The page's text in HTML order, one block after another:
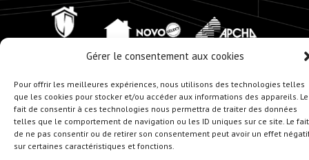
Gérer le consentement aux cookies
Pour offrir les meilleures expériences, nous utilisons des technologies telles
que les cookies pour stocker et/ou accéder aux informations des appareils. Le
fait de consentir à ces technologies nous permettra de traiter des données
telles que le comportement de navigation ou les ID uniques sur ce site. Le fait
de ne pas consentir ou de retirer son consentement peut avoir un effet
sur certaines caractéristiques et fonctions.
© Copyright 2020 - Rochette Construction
Réalisation :Zonart - Créateur d’univers